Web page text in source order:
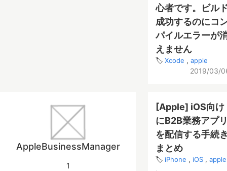
心者です。ビル
成功するのにコ
パイルエラーが
えません
Xcode apple
2019/03/
AppleBusinessManager
1
[Apple] iOS向け
にB2B業務アプ
を配信する手続
まとめ
iPhone iOS apple